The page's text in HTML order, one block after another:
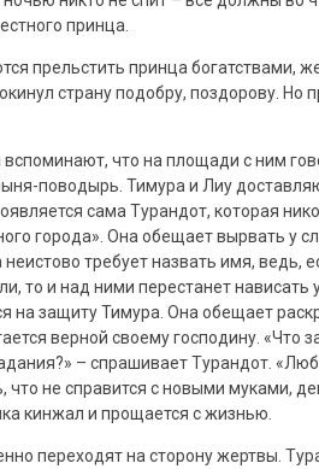
принца.
прельстить принца богатствами,
страну подобру, поздорову. Но
что на площади с ним
поводырь. Тимура и Лиу
сама Турандот, которая
города». Она обещает вырвать у
требует назвать имя, ведь,
то и над ними перестанет нависать
на защиту Тимура. Она обещает
верной своему господину. «Что
– спрашивает Турандот.
что не справится с новыми муками,
кинжал и прощается с жизнью.
переходят на сторону жертвы.